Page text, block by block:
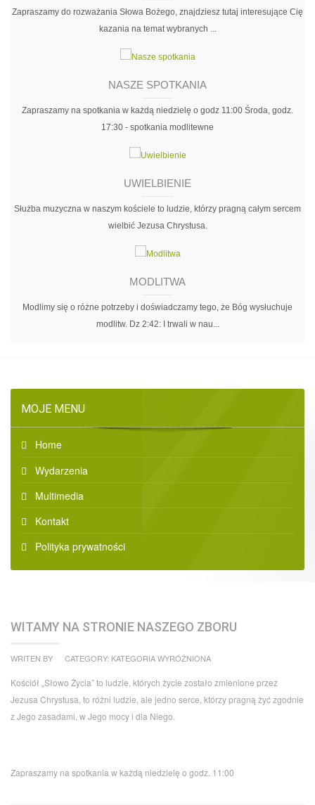
Zapraszamy do rozważania Słowa Bożego, znajdziesz tutaj interesujące Cię
kazania na temat wybranych ...
NASZE SPOTKANIA
Zapraszamy na spotkania w każdą niedzielę o godz 11:00 Środa, godz.
17:30 - spotkania modlitewne
UWIELBIENIE
Służba muzyczna w naszym kościele to ludzie, którzy pragną całym sercem
wielbić Jezusa Chrystusa.
MODLITWA
Modlimy się o różne potrzeby i doświadczamy tego, że Bóg wysłuchuje
modlitw. Dz 2:42: I trwali w nau...
MOJE MENU
Home
Wydarzenia
Multimedia
Kontakt
Polityka prywatności
WITAMY NA STRONIE NASZEGO ZBORU
WRITEN BY CATEGORY: KATEGORIA WYRÓŻNIONA
Kościół „Słowo Życia” to ludzie, których życie zostało zmienione przez
Jezusa Chrystusa, to różni ludzie, ale jedno serce, którzy pragną żyć zgodnie
z Jego zasadami, w Jego mocy i dla Niego.
Zapraszamy na spotkania w każdą niedzielę o godz. 11:00